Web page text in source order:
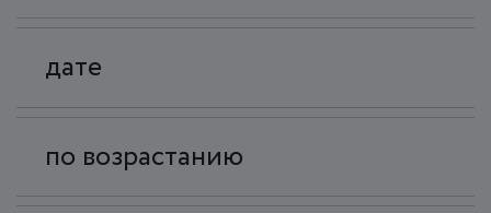
дате
по возрастанию